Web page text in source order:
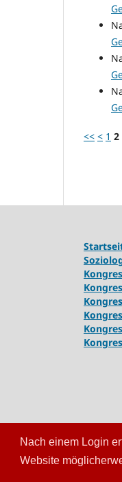
Nach einem Login
Website
<< < 1 2